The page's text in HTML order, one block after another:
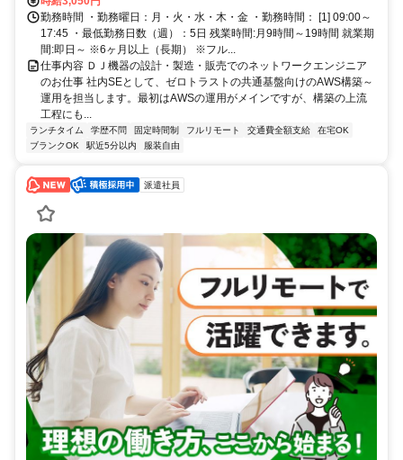
勤務時間 ・勤務曜日：月・火・水・木・金 ・勤務時間： [1] 09:00～
17:45 ・最低勤務日数（週）：5日 残業時間:月9時間～19時間 就業期
間:即日～ ※6ヶ月以上（長期） ※フル...
仕事内容 ＤＪ機器の設計・製造・販売でのネットワークエンジニア
のお仕事 社内SEとして、ゼロトラストの共通基盤向けのAWS構築～
運用を担当します。最初はAWSの運用がメインですが、構築の上流
工程にも...
ランチタイム 学歴不問 固定時間制 フルリモート 交通費全額支給
在宅OK
ブランクOK
駅近5分以内 服装自由
派遣社員